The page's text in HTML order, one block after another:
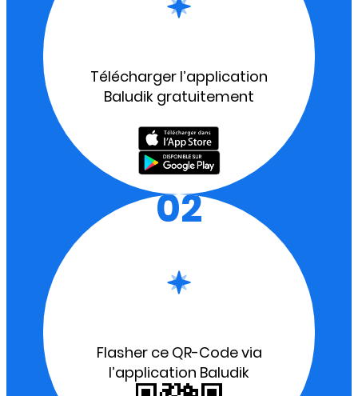
Télécharger l’application
Baludik gratuitement
02
Flasher ce QR-Code via
l’application Baludik